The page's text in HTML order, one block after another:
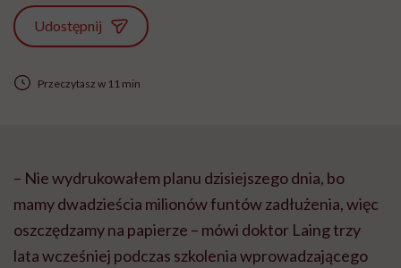
Udostępnij
Przeczytasz w 11 min
– Nie wydrukowałem planu dzisiejszego dnia, bo
mamy dwadzieścia milionów funtów zadłużenia, więc
oszczędzamy na papierze – mówi doktor Laing trzy
lata wcześniej podczas szkolenia wprowadzającego